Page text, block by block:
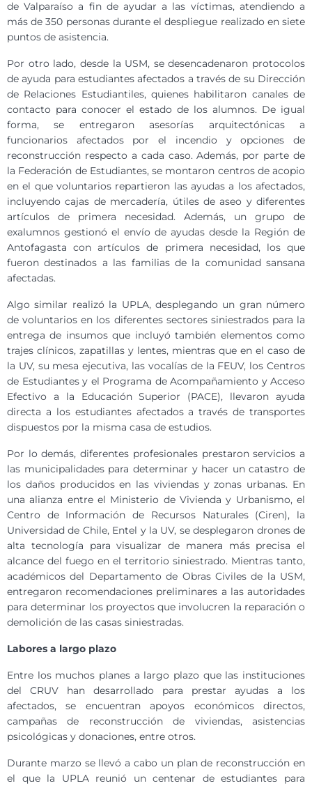
de Valparaíso a fin de ayudar a las víctimas, atendiendo a
más de 350 personas durante el despliegue realizado en siete
puntos de asistencia.
Por otro lado, desde la USM, se desencadenaron protocolos
de ayuda para estudiantes afectados a través de su Dirección
de Relaciones Estudiantiles, quienes habilitaron canales de
contacto para conocer el estado de los alumnos. De igual
forma, se entregaron asesorías arquitectónicas a
funcionarios afectados por el incendio y opciones de
reconstrucción respecto a cada caso. Además, por parte de
la Federación de Estudiantes, se montaron centros de acopio
en el que voluntarios repartieron las ayudas a los afectados,
incluyendo cajas de mercadería, útiles de aseo y diferentes
artículos de primera necesidad. Además, un grupo de
exalumnos gestionó el envío de ayudas desde la Región de
Antofagasta con artículos de primera necesidad, los que
fueron destinados a las familias de la comunidad sansana
afectadas.
Algo similar realizó la UPLA, desplegando un gran número
de voluntarios en los diferentes sectores siniestrados para la
entrega de insumos que incluyó también elementos como
trajes clínicos, zapatillas y lentes, mientras que en el caso de
la UV, su mesa ejecutiva, las vocalías de la FEUV, los Centros
de Estudiantes y el Programa de Acompañamiento y Acceso
Efectivo a la Educación Superior (PACE), llevaron ayuda
directa a los estudiantes afectados a través de transportes
dispuestos por la misma casa de estudios.
Por lo demás, diferentes profesionales prestaron servicios a
las municipalidades para determinar y hacer un catastro de
los daños producidos en las viviendas y zonas urbanas. En
una alianza entre el Ministerio de Vivienda y Urbanismo, el
Centro de Información de Recursos Naturales (Ciren), la
Universidad de Chile, Entel y la UV, se desplegaron drones de
alta tecnología para visualizar de manera más precisa el
alcance del fuego en el territorio siniestrado. Mientras tanto,
académicos del Departamento de Obras Civiles de la USM,
entregaron recomendaciones preliminares a las autoridades
para determinar los proyectos que involucren la reparación o
demolición de las casas siniestradas.
Labores a largo plazo
Entre los muchos planes a largo plazo que las instituciones
del CRUV han desarrollado para prestar ayudas a los
afectados, se encuentran apoyos económicos directos,
campañas de reconstrucción de viviendas, asistencias
psicológicas y donaciones, entre otros.
Durante marzo se llevó a cabo un plan de reconstrucción en
el que la UPLA reunió un centenar de estudiantes para